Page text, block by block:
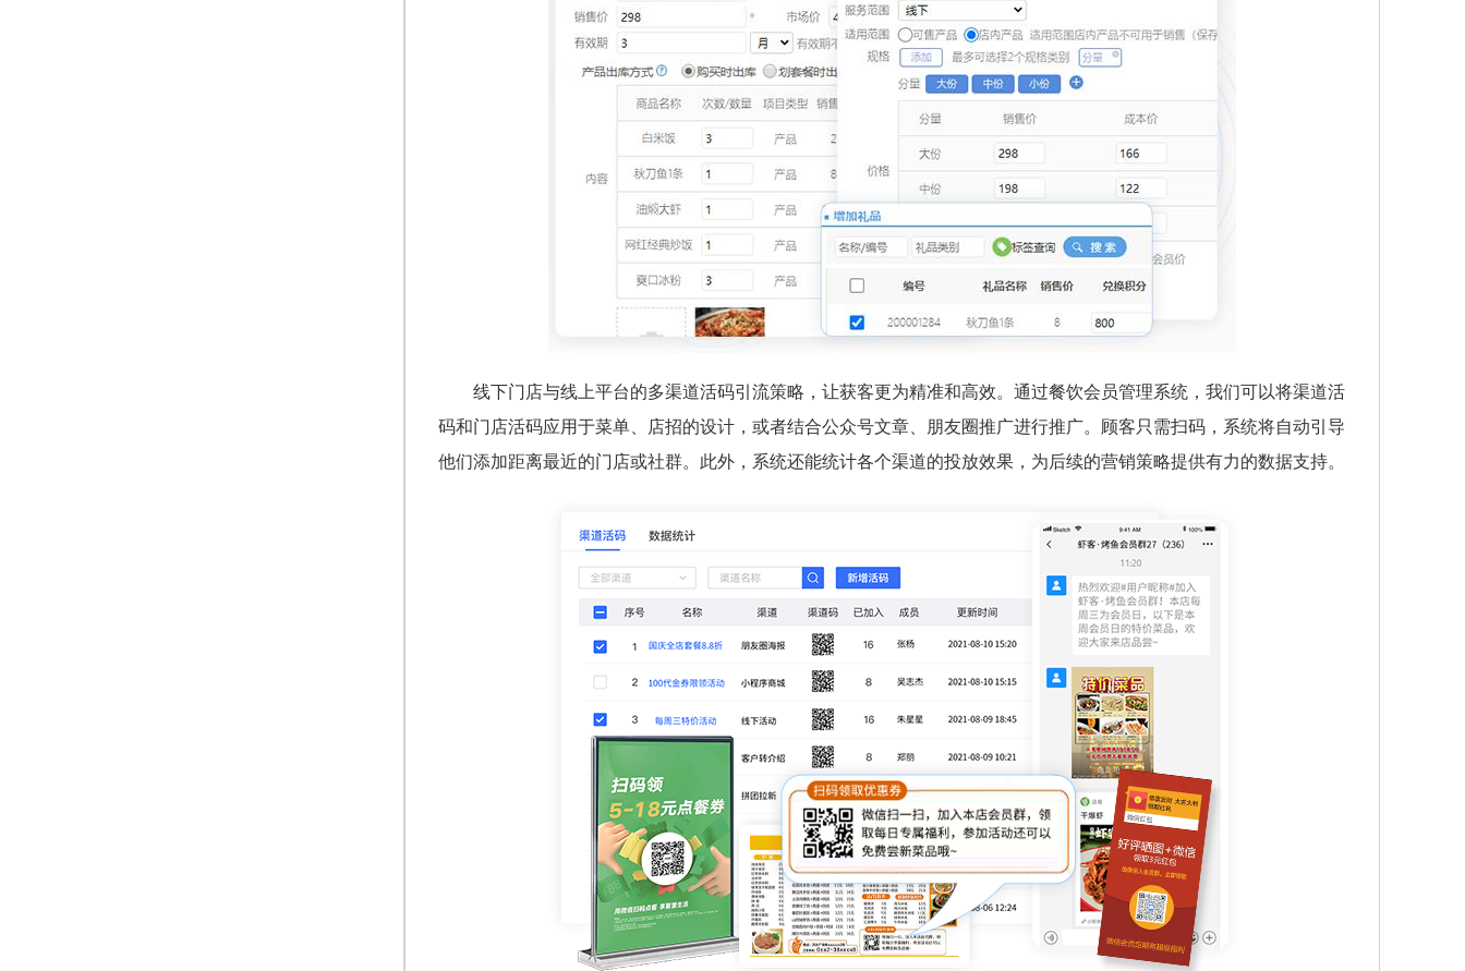
线下门店与线上平台的多渠道活码引流策略，让获客更为精准和高效。通过餐饮会员管理系统，我们可以将渠道活
码和门店活码应用于菜单、店招的设计，或者结合公众号文章、朋友圈推广进行推广。顾客只需扫码，系统将自动引导
他们添加距离最近的门店或社群。此外，系统还能统计各个渠道的投放效果，为后续的营销策略提供有力的数据支持。